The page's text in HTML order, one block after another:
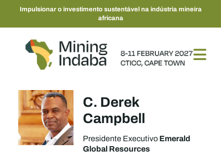
Impulsionar o investimento sustentável na indústria mineira
africana
C. Derek
Campbell
Presidente ExecutivoEmerald
Global Resources